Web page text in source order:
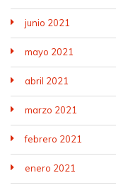
junio 2021
mayo 2021
abril 2021
marzo 2021
febrero 2021
enero 2021